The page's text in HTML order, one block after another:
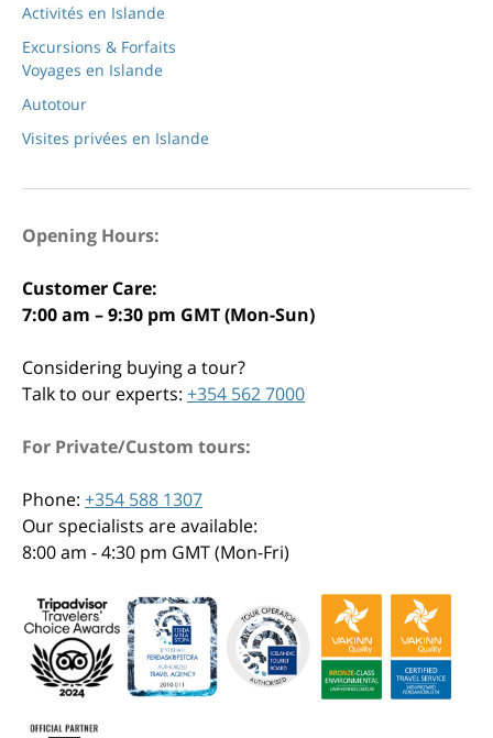
Activités en Islande
Excursions & Forfaits
Voyages en Islande
Autotour
Visites privées en Islande
Opening Hours:
Customer Care:
7:00 am – 9:30 pm GMT (Mon-Sun)
Considering buying a tour?
Talk to our experts: +354 562 7000
For Private/Custom tours:
Phone: +354 588 1307
Our specialists are available:
8:00 am - 4:30 pm GMT (Mon-Fri)